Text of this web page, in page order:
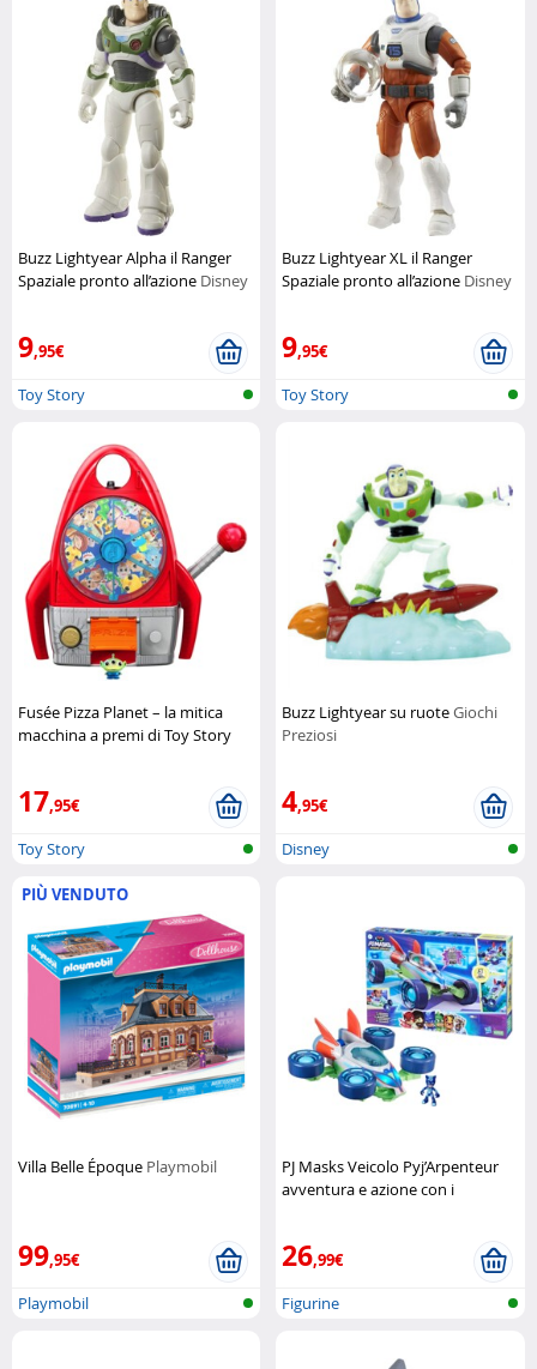
Buzz Lightyear Alpha il Ranger
Spaziale pronto all’azione Disney
9,95€
Toy Story
Buzz Lightyear XL il Ranger
Spaziale pronto all’azione Disney
9,95€
Toy Story
Fusée Pizza Planet – la mitica
macchina a premi di Toy Story
17,95€
Toy Story
Buzz Lightyear su ruoteGiochi
Preziosi
4,95€
Disney
PIÙ VENDUTO
Villa Belle Époque Playmobil
99,95€
Playmobil
PJ Masks Veicolo Pyj’Arpenteur
avventura e azione con i
26,99€
Figurine